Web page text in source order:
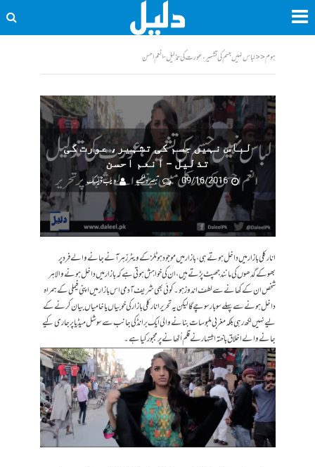
ہوم<<لباس نہیں جسم کی تشہیر، عورت کی تذلیل - انعم احسن
لباس نہیں جسم کی تشہیر، عورت کی
تذلیل – انعم احسن
09/16/2016
تبصرہ لکھیے ویب ڈیسک
انار کلی بازار میں داخل ہوتے ہی، بازار میں موجود ہوٹلز کے ویٹرز ہر آنے جانے والے فرد پر
بھوکے گدھوں کی مانند جھپٹ پڑتے ہیں، ان کی خواہش ہوتی ہے کہ بازار میں داخل ہونے والا ہر
شخص ان کے کھانے سے لطف اندوز ہو۔ کوئی بھی شریف آدمی اس بازار میں اپنی فیملی کے ہمراہ
داخل ہونے سے پہلے سو بار سوچے گا لیکن یہ تحریر انارکلی بازار کی خوبیاں یا خامیاں بیان کرنے کے
لیے نہیں لکھ رہی بلکہ مغربی ملبوسات بنانے والی ایک برانڈ کی جانب سے سوشل میڈیا پر جاری کیے
جانے والے اخلاق باختہ اشتہار نے قلم اُٹھانے پر مجبور کیا ہے۔